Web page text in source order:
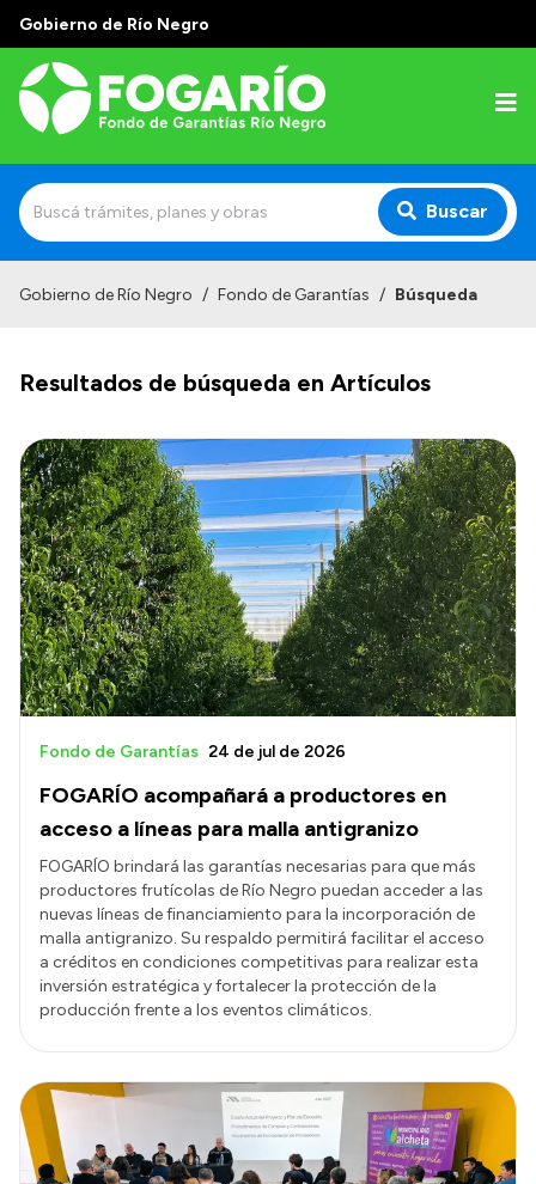
Gobierno de Río Negro
Buscar
¿Quiénes somos?
¿Qué hacemos?
Líneas Garantizadas
Tu garantía
Contactos
Gobierno de Río Negro / Fondo de Garantías / Búsqueda
Resultados de búsqueda en Artículos
FOGARÍO acompañará a productores en
acceso a líneas para malla antigranizo
Fondo de Garantías 24 de jul de 2026
FOGARÍO brindará las garantías necesarias para que más
productores frutícolas de Río Negro puedan acceder a las
nuevas líneas de financiamiento para la incorporación de
malla antigranizo. Su respaldo permitirá facilitar el acceso
a créditos en condiciones competitivas para realizar esta
inversión estratégica y fortalecer la protección de la
producción frente a los eventos climáticos.